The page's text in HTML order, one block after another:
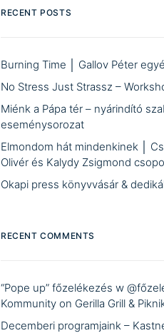
RECENT POSTS
Burning Time │ Gallov Péter
No Stress Just Strassz –
Miénk a Pápa tér – nyárindító
eseménysorozat
Elmondom hát mindenkinek │
Olivér és Kalydy Zsigmond
Okapi press könyvvásár &
RECENT COMMENTS
“Pope up” főzelékezés w
Kommunity on Gerilla Grill &
Decemberi programjaink –